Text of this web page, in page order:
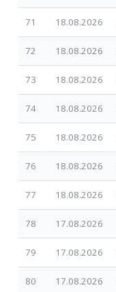
71 18.08.2026
72 18.08.2026
73 18.08.2026
74 18.08.2026
75 18.08.2026
76 18.08.2026
77 18.08.2026
78 17.08.2026
79 17.08.2026
80 17.08.2026